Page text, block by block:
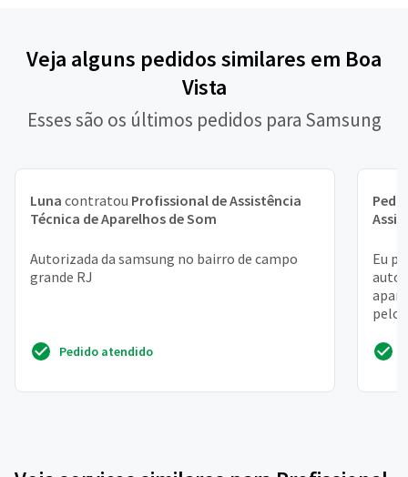
Veja alguns pedidos similares em Boa
Vista
Esses são os últimos pedidos para Samsung
Luna contratou Profissional de Assistência
Técnica de Aparelhos de Som
Autorizada da samsung no bairro de campo
grande RJ
Pedido atendido
Eu
pelo